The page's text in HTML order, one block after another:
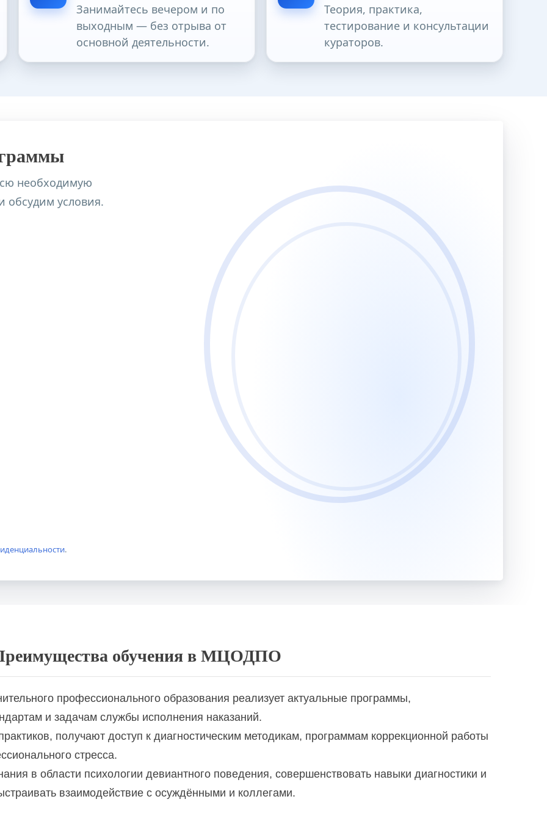
учреждении
сфере
Занимайтесь вечером и по
выходным — без отрыва от
основной деятельности.
Теория, практика,
тестирование и консультации
кураторов.
необходимую
условия.
.
обучения в МЦОДПО
профессионального образования реализует актуальные программы,
и задачам службы исполнения наказаний.
получают доступ к диагностическим методикам, программам коррекционной работы
стресса.
в области психологии девиантного поведения, совершенствовать навыки диагностики и
взаимодействие с осуждёнными и коллегами.